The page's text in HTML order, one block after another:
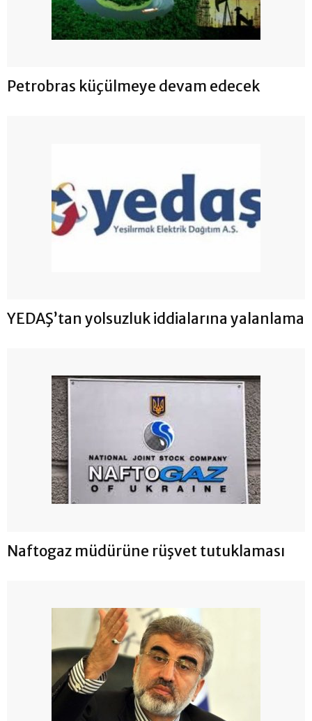
Petrobras küçülmeye devam edecek
YEDAŞ’tan yolsuzluk iddialarına yalanlama
Naftogaz müdürüne rüşvet tutuklaması